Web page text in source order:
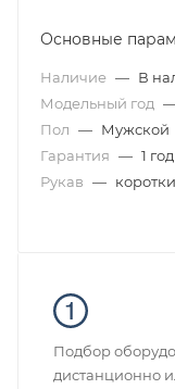
Основные
Наличие — В
Модельный год
Пол — Мужской
Гарантия — 1
Рукав —
Подбор
дистанционно